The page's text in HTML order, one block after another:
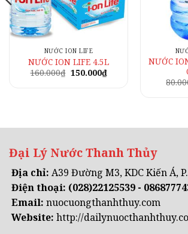
NƯỚC ION LIFE
NƯỚC ION LIFE 4.5L
160.000₫ Giá
gốc
150.000₫Giá
hiện
NƯỚC
Đại Lý Nước Thanh Thủy
Địa chỉ: A39 Đường M3, KDC Kiến Á,
Điện thoại: (028)22125539 -
Email: nuocuongthanhthuy.com
Website: http://